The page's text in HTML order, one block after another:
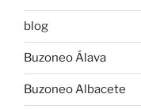
blog
Buzoneo Álava
Buzoneo Albacete